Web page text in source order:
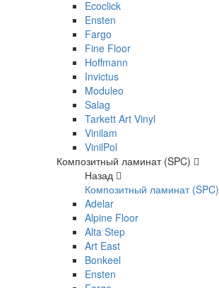
Ecoclick
Ensten
Fargo
Fine Floor
Hoffmann
Invictus
Moduleo
Salag
Tarkett Art Vinyl
Vinilam
VinilPol
Композитный ламинат (SPC)
Назад
Композитный ламинат (SPC)
Adelar
Alpine Floor
Alta Step
Art East
Bonkeel
Ensten